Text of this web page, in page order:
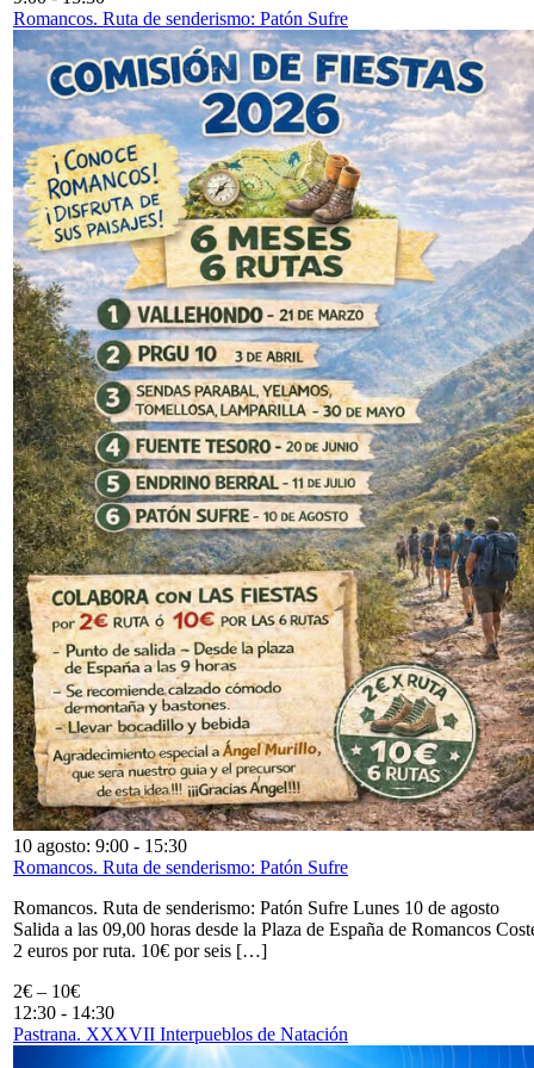
Romancos. Ruta de senderismo: Patón Sufre
10 agosto: 9:00 - 15:30
Romancos. Ruta de senderismo: Patón Sufre
Romancos. Ruta de senderismo: Patón Sufre Lunes 10 de agosto
Salida a las 09,00 horas desde la Plaza de España de Romancos
2 euros por ruta. 10€ por seis […]
2€ – 10€
12:30 - 14:30
Pastrana. XXXVII Interpueblos de Natación